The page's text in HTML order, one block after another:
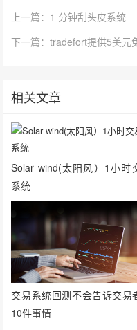
上一篇：1 分钟刮头皮系统
下一篇：tradefort提供5美元
相关文章
Solar wind(太阳风）1小时
系统
交易系统回测不会告诉交易
10件事情